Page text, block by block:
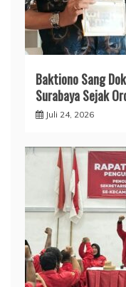
Baktiono Sang
Surabaya Sejak
Juli 24, 2026